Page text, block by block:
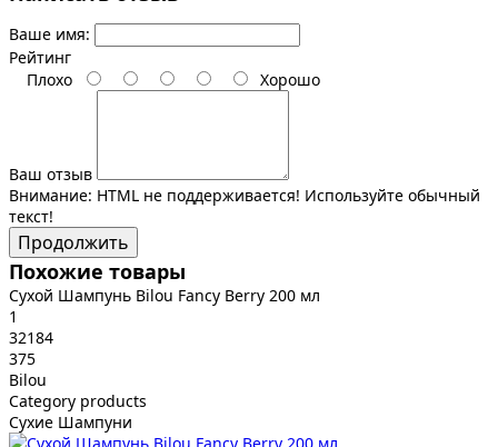
Ваше имя:
Рейтинг
Плохо
Хорошо
Ваш отзыв
Внимание: HTML не поддерживается! Используйте обычный
текст!
Продолжить
Похожие товары
Сухой Шампунь Bilou Fancy Berry 200 мл
1
32184
375
Bilou
Category products
Сухие Шампуни